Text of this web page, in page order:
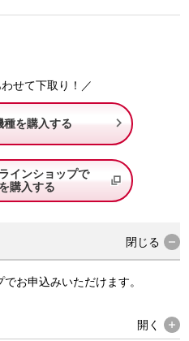
せて下取り！／
種を購入する 
インショップで
購入する
閉じる
お申込みいただけます。
開く